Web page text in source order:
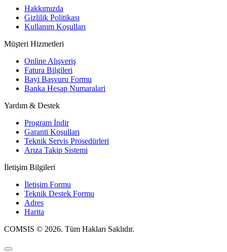
Hakkımızda
Gizlilik Politikası
Kullanım Koşulları
Müşteri Hizmetleri
Online Alışveriş
Fatura Bilgileri
Bayi Başvuru Formu
Banka Hesap Numaralari
Yardım & Destek
Program İndir
Garanti Koşulları
Teknik Servis Prosedürleri
Arıza Takip Sistemi
İletişim Bilgileri
İletişim Formu
Teknik Destek Formu
Adres
Harita
COMSIS © 2026. Tüm Hakları Saklıdır.